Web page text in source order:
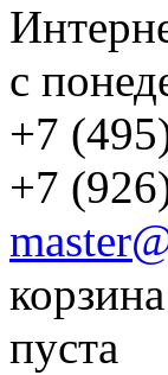
с
+7
+7
корзина
пуста